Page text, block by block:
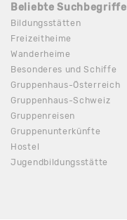
Beliebte Suchbegriffe
Bildungsstätten
Freizeitheime
Wanderheime
Besonderes und Schiffe
Gruppenhaus-Österreich
Gruppenhaus-Schweiz
Gruppenreisen
Gruppenunterkünfte
Hostel
Jugendbildungsstätte